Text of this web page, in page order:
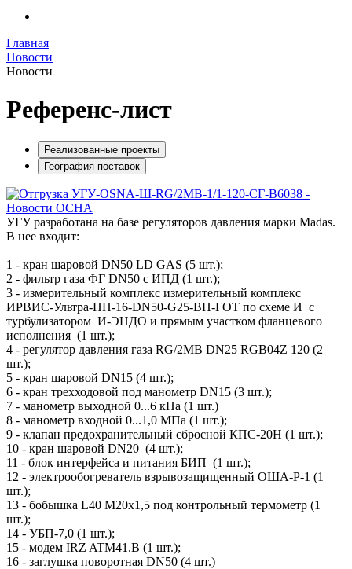
Главная
Новости
Новости
Референс-лист
Реализованные проекты
География поставок
УГУ разработана на базе регуляторов давления марки Madas.
В нее входит:
1 - кран шаровой DN50 LD GAS (5 шт.);
2 - фильтр газа ФГ DN50 с ИПД (1 шт.);
3 - измерительный комплекс измерительный комплекс
ИРВИС-Ультра-ПП-16-DN50-G25-ВП-ГОТ по схеме И с
турбулизатором И-ЭНДО и прямым участком фланцевого
исполнения (1 шт.);
4 - регулятор давления газа RG/2MB DN25 RGB04Z 120 (2
шт.);
5 - кран шаровой DN15 (4 шт.);
6 - кран трехходовой под манометр DN15 (3 шт.);
7 - манометр выходной 0...6 кПа (1 шт.)
8 - манометр входной 0...1,0 МПа (1 шт.);
9 - клапан предохранительный сбросной КПС-20Н (1 шт.);
10 - кран шаровой DN20 (4 шт.);
11 - блок интерфейса и питания БИП (1 шт.);
12 - электрообогреватель взрывозащищенный ОША-Р-1 (1
шт.);
13 - бобышка L40 М20х1,5 под контрольный термометр (1
шт.);
14 - УБП-7,0 (1 шт.);
15 - модем IRZ ATM41.В (1 шт.);
16 - заглушка поворотная DN50 (4 шт.)